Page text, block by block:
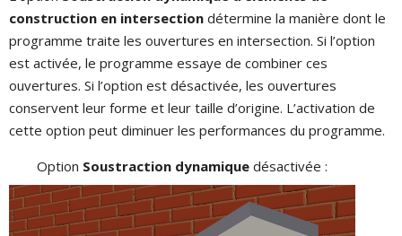
construction en intersection détermine la manière dont le
programme traite les ouvertures en intersection. Si l’option
est activée, le programme essaye de combiner ces
ouvertures. Si l’option est désactivée, les ouvertures
conservent leur forme et leur taille d’origine. L’activation de
cette option peut diminuer les performances du programme.
Option Soustraction dynamique désactivée :